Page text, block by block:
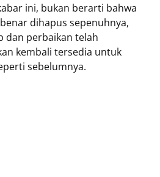
ini, bukan berarti bahwa
dihapus sepenuhnya,
dan perbaikan telah
kembali tersedia untuk
sebelumnya.